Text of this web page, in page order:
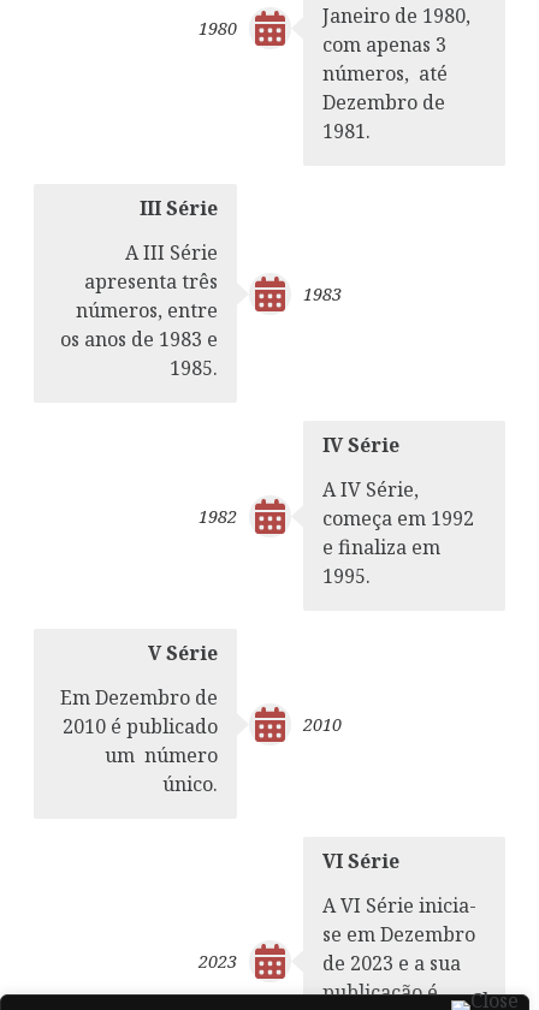
Janeiro de 1980,
com apenas 3
números, até
Dezembro de
1981.
1980
III Série
A III Série
apresenta três
números, entre
os anos de 1983 e
1985.
1983
IV Série
A IV Série,
começa em 1992
e finaliza em
1995.
1982
V Série
Em Dezembro de
2010 é publicado
um número
único.
2010
VI Série
A VI Série inicia-
se em Dezembro
de 2023 e a sua
publicação é
2023